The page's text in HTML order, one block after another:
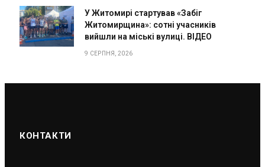
У Житомирі стартував «Забіг
Житомирщина»: сотні учасників
вийшли на міські вулиці. ВІДЕО
9 СЕРПНЯ, 2026
КОНТАКТИ